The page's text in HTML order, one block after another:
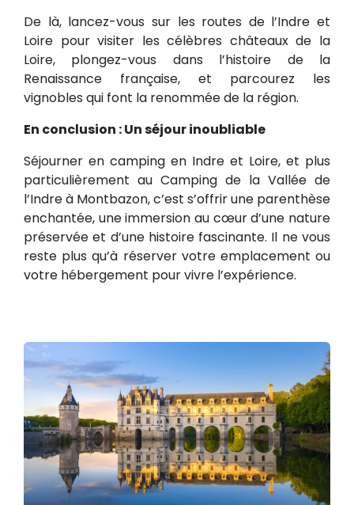
De là, lancez-vous sur les routes de l’Indre et
Loire pour visiter les célèbres châteaux de la
Loire, plongez-vous dans l’histoire de la
Renaissance française, et parcourez les
vignobles qui font la renommée de la région.
En conclusion : Un séjour inoubliable
Séjourner en camping en Indre et Loire, et plus
particulièrement au Camping de la Vallée de
l’Indre à Montbazon, c’est s’offrir une parenthèse
enchantée, une immersion au cœur d’une nature
préservée et d’une histoire fascinante. Il ne vous
reste plus qu’à réserver votre emplacement ou
votre hébergement pour vivre l’expérience.